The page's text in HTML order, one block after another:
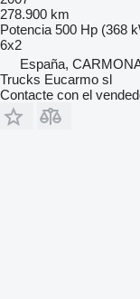
278.900 km
Potencia 500 Hp (368
6x2
España,
Trucks Eucarmo sl
Contacte con el